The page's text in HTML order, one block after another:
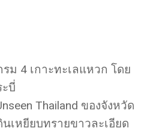
ม 4 เกาะทะเลแหวก โดย
บี่
Thailand ของจังหวัด
เหยียบทรายขาวละเอียด